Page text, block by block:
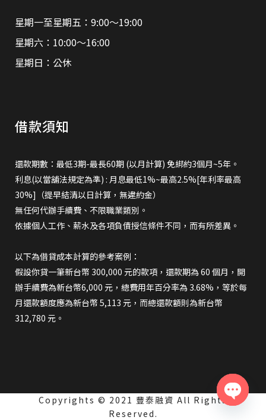
星期一至星期五：9:00～19:00
星期六：10:00～16:00
星期日：公休
借款須知
還款期數：最低3期-最長60期 (以月計算) 免綁約3個月~5年。
利息(以當舖法規定為準) : 月息最低1%~最高2.5%[年利率最高
30%]（提早結清以日計算，無違約金）
無任何代辦手續費、不限職業類別。
依據個人工作、薪水及各項負債授信條件不同，而有所差異。
以下為借貸成本計算的參考案例：
假設你貸一筆新台幣 300,000 元的款項，還款期為 60 個月，開
辦手續費為新台幣6,000 元，總費用年百分率為 3.68%，等於每
月還款額度應為新台幣 5,113 元，而總還款額則為新台幣
312,780 元。
Copyrights © 2021 豐泰融資 All Rights
Reserved.